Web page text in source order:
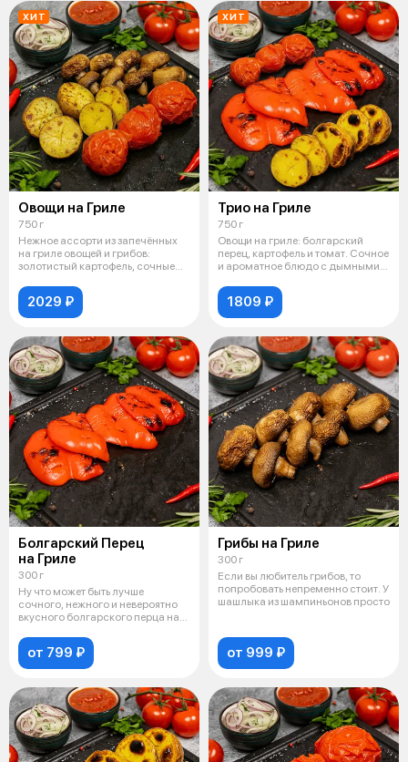
ХИТ
Овощи на Гриле
750 г
Нежное ассорти из запечённых
на гриле овощей и грибов:
золотистый картофель, сочные
2029 ₽
ХИТ
Трио на Гриле
750 г
Овощи на гриле: болгарский
перец, картофель и томат. Сочное
и ароматное блюдо с дымными
1809 ₽
Болгарский Перец
на Гриле
300 г
Ну что может быть лучше
сочного, нежного и невероятно
вкусного болгарского перца на
от 799 ₽
Грибы на Гриле
300 г
Если вы любитель грибов, то
попробовать непременно стоит. У
шашлыка из шампиньонов просто
от 999 ₽